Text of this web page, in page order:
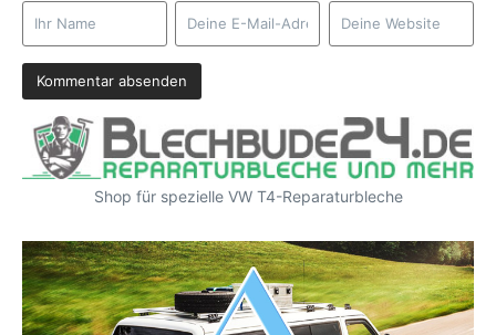
Shop für spezielle VW T4-Reparaturbleche